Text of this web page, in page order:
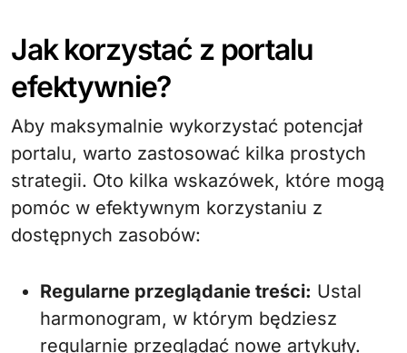
Jak korzystać z portalu
efektywnie?
Aby maksymalnie wykorzystać potencjał
portalu, warto zastosować kilka prostych
strategii. Oto kilka wskazówek, które mogą
pomóc w efektywnym korzystaniu z
dostępnych zasobów:
Regularne przeglądanie treści: Ustal
harmonogram, w którym będziesz
regularnie przeglądać nowe artykuły.